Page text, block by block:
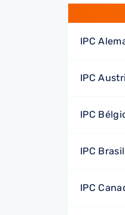
IPC
IPC
IPC
IPC Brasil
IPC